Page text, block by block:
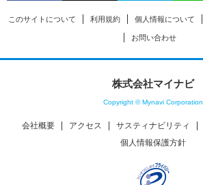
このサイトについて 利用規約 個人情報について
お問い合わせ
株式会社マイナビ
Copyright © Mynavi Corporation
会社概要 アクセス サスティナビリティ
個人情報保護方針